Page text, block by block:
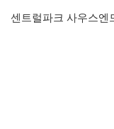
센트럴파크 사우스엔